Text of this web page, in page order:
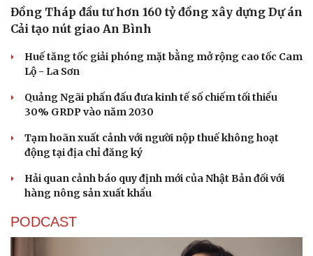
Đồng Tháp đầu tư hơn 160 tỷ đồng xây dựng Dự án
Cải tạo nút giao An Bình
Huế tăng tốc giải phóng mặt bằng mở rộng cao tốc Cam
Lộ - La Sơn
Quảng Ngãi phấn đấu đưa kinh tế số chiếm tối thiểu
30% GRDP vào năm 2030
Tạm hoãn xuất cảnh với người nộp thuế không hoạt
động tại địa chỉ đăng ký
Hải quan cảnh báo quy định mới của Nhật Bản đối với
hàng nông sản xuất khẩu
PODCAST